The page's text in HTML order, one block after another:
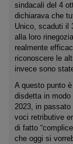
sindacali del 4
dichiarava che
Unico, scaduti il
alla loro
realmente
riconoscere le
invece sono
A questo punto
disdetta in
2023, in
voci retributive
di fatto
che oggi si